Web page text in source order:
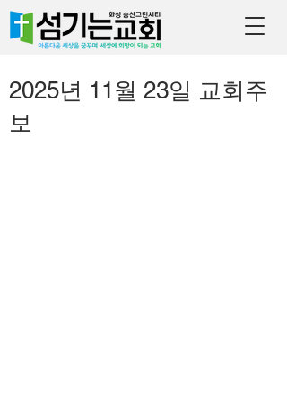
2025년 11월 23일 교회주
보